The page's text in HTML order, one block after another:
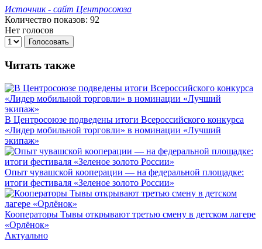
Источник - сайт Центросоюза
Количество показов: 92
Нет голосов
Голосовать
Читать также
В Центросоюзе подведены итоги Всероссийского конкурса
«Лидер мобильной торговли» в номинации «Лучший
экипаж»
Опыт чувашской кооперации — на федеральной площадке:
итоги фестиваля «Зеленое золото России»
Кооператоры Тывы открывают третью смену в детском лагере
«Орлёнок»
Актуально